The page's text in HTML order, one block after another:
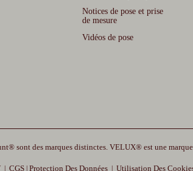
Notices de pose et prise
de mesure
Vidéos de pose
sont des marques distinctes. VELUX® est une
| CGS| Protection Des Données| Utilisation Des